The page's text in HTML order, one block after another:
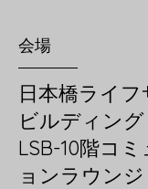
会場
日本橋ライ
ビルディング
LSB-10階コ
ョンラウンジ